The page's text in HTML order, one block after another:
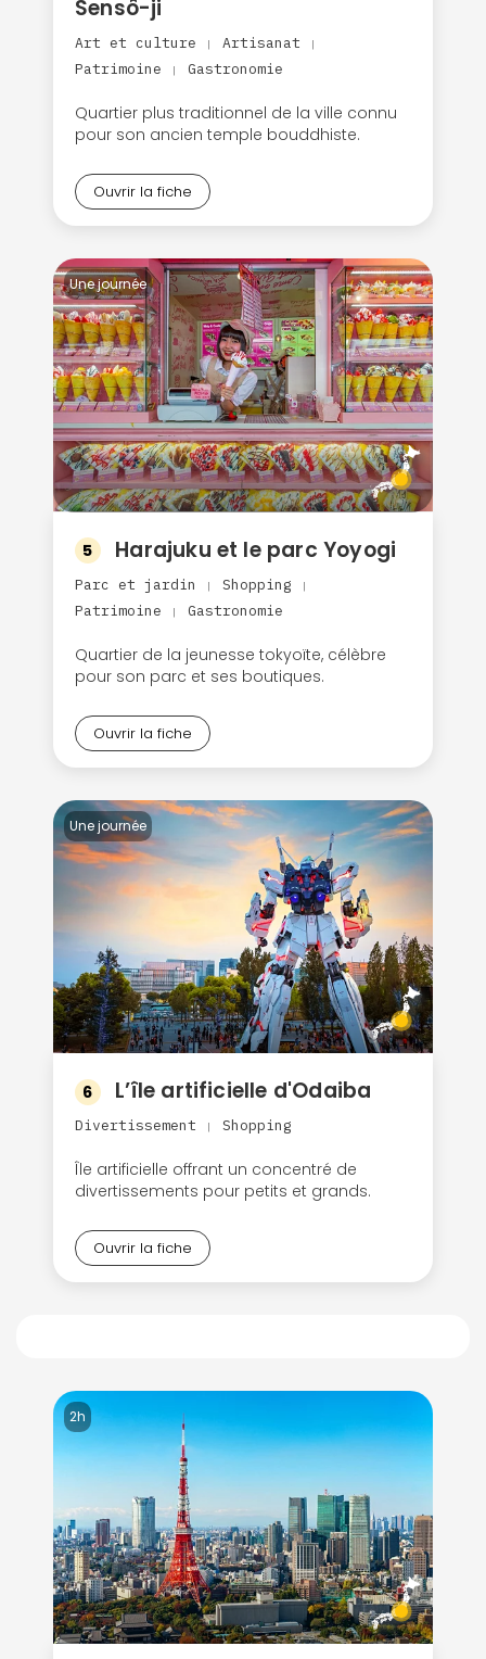
Sensô-ji
Art et culture | Artisanat |
Patrimoine | Gastronomie
Quartier plus traditionnel de la ville connu
pour son ancien temple bouddhiste.
Ouvrir la fiche
Une journée
5 Harajuku et le parc Yoyogi
Parc et jardin | Shopping |
Patrimoine | Gastronomie
Quartier de la jeunesse tokyoïte, célèbre
pour son parc et ses boutiques.
Ouvrir la fiche
Une journée
6 L’île artificielle d'Odaiba
Divertissement | Shopping
Île artificielle offrant un concentré de
divertissements pour petits et grands.
Ouvrir la fiche
2h